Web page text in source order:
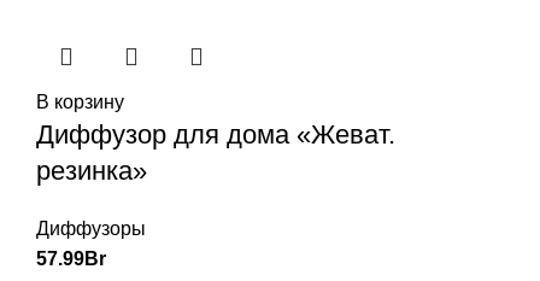
В корзину
Диффузор для дома «Жеват.
резинка»
Диффузоры
57.99Br